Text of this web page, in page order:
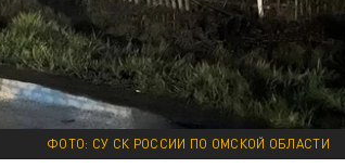
ФОТО: СУ СК РОССИИ ПО ОМСКОЙ ОБЛАСТИ